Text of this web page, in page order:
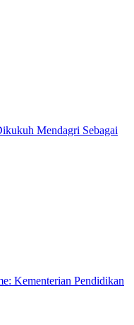
Mendagri Sebagai
Kementerian Pendidikan